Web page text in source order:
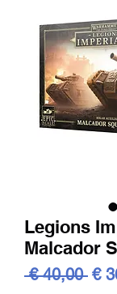
Legions
Malcador
€ 40,00 €